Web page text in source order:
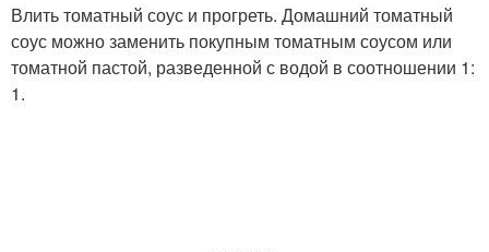
Влить томатный соус и прогреть. Домашний томатный
соус можно заменить покупным томатным соусом или
томатной пастой, разведенной с водой в соотношении 1:
1.